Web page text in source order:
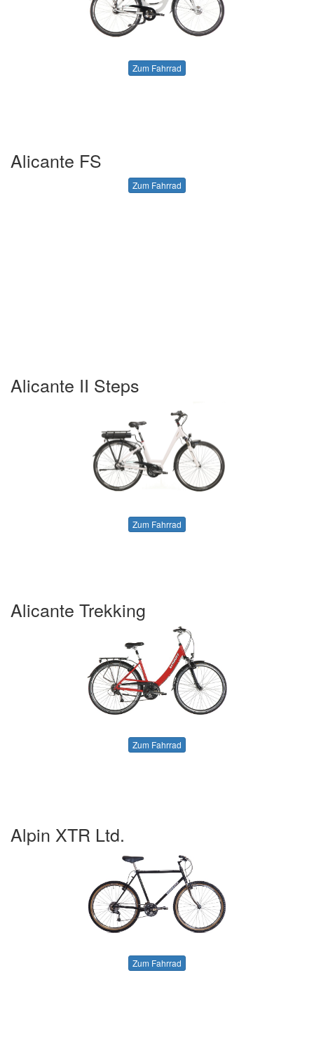
Zum Fahrrad
Alicante FS
Zum Fahrrad
Alicante II Steps
Zum Fahrrad
Alicante Trekking
Zum Fahrrad
Alpin XTR Ltd.
Zum Fahrrad